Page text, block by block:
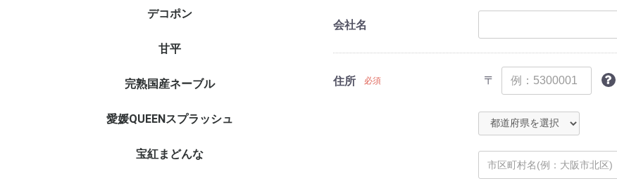
デコポン
甘平
完熟国産ネーブル
愛媛QUEENスプラッシュ
宝紅まどんな
会社名
住所 必須 〒